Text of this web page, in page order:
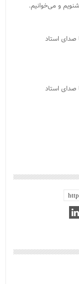
و می‌خوانیم.
کریم با صدای استاد
کریم با صدای استاد